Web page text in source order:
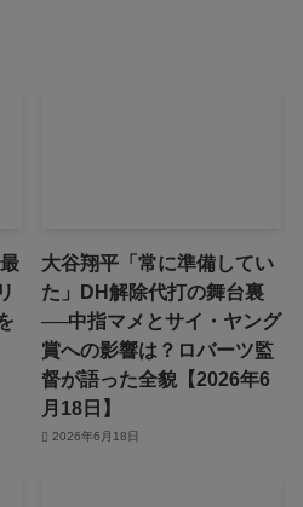
大谷翔平「常に準備してい
た」DH解除代打の舞台裏
──中指マメとサイ・ヤング
賞への影響は？ロバーツ監
督が語った全貌【2026年6
月18日】
2026年6月18日